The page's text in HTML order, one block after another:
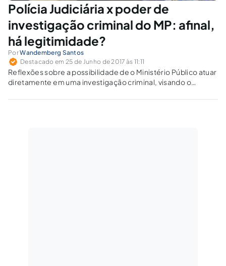
Polícia Judiciária x poder de
investigação criminal do MP: afinal,
há legitimidade?
PorWandemberg Santos
Destacado em 25 de Junho de 2017 às 11:11
Reflexões sobre a possibilidade de o Ministério Público atuar
diretamente em uma investigação criminal, visando o
posicionamentos desfavoráveis, principalmente por parte